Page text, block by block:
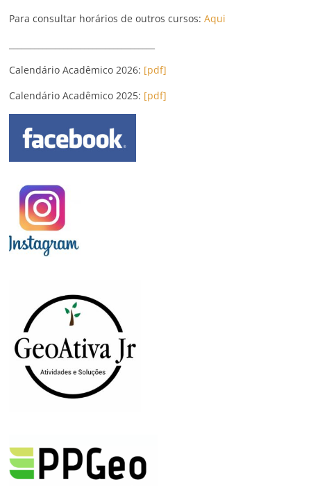
Para consultar horários de outros cursos:Aqui
Calendário Acadêmico 2026: [pdf]
Calendário Acadêmico 2025: [pdf]